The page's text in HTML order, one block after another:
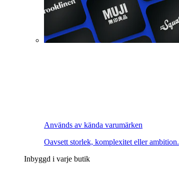
Används av kända varumärken
Oavsett storlek, komplexitet eller ambition.
Inbyggd i varje butik